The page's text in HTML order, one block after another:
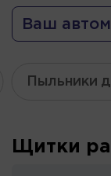
Ваш
Пыльники
Щитки